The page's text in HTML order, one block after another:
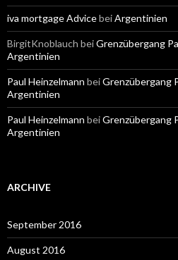
iva mortgage AdvicebeiArgentinien
BirgitKnoblauch beiGrenzübergang
Argentinien
Paul Heinzelmann beiGrenzübergang
Argentinien
Paul Heinzelmann beiGrenzübergang
Argentinien
ARCHIVE
September 2016
August 2016